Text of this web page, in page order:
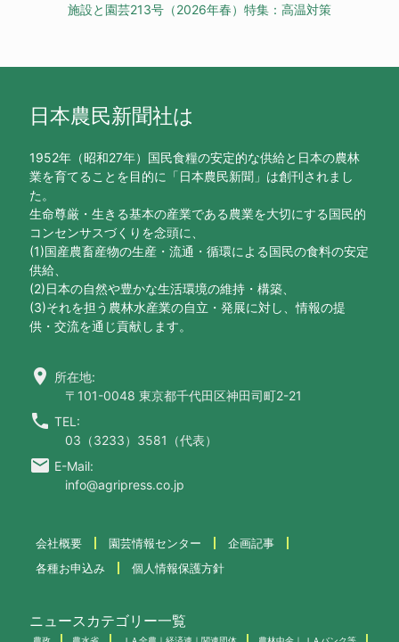
施設と園芸213号（2026年春）特集：高温対策
日本農民新聞社は
1952年（昭和27年）国民食糧の安定的な供給と日本の農林
業を育てることを目的に「日本農民新聞」は創刊されまし
た。
生命尊厳・生きる基本の産業である農業を大切にする国民的
コンセンサスづくりを念頭に、
(1)国産農畜産物の生産・流通・循環による国民の食料の安定
供給、
(2)日本の自然や豊かな生活環境の維持・構築、
(3)それを担う農林水産業の自立・発展に対し、情報の提
供・交流を通じ貢献します。
location_on 所在地:
〒101-0048 東京都千代田区神田司町2-21
call TEL:
03（3233）3581（代表）
email E-Mail:
info@agripress.co.jp
会社概要 園芸情報センター
企画記事
各種お申込み
個人情報保護方針
ニュースカテゴリー一覧